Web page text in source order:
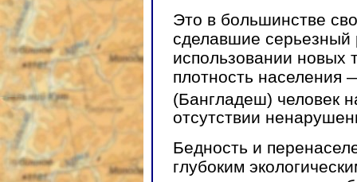
Это в большинстве
сделавшие серьезный
использовании новых
плотность населения
(Бангладеш) человек
отсутствии
Бедность и
глубоким